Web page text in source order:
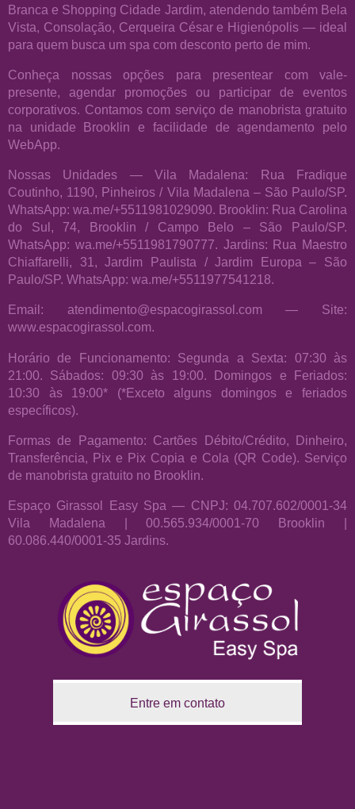
Branca e Shopping Cidade Jardim, atendendo também Bela
Vista, Consolação, Cerqueira César e Higienópolis — ideal
para quem busca um spa com desconto perto de mim.
Conheça nossas opções para presentear com vale-
presente, agendar promoções ou participar de eventos
corporativos. Contamos com serviço de manobrista gratuito
na unidade Brooklin e facilidade de agendamento pelo
WebApp.
Nossas Unidades — Vila Madalena: Rua Fradique
Coutinho, 1190, Pinheiros / Vila Madalena – São Paulo/SP.
WhatsApp: wa.me/+5511981029090. Brooklin: Rua Carolina
do Sul, 74, Brooklin / Campo Belo – São Paulo/SP.
WhatsApp: wa.me/+5511981790777. Jardins: Rua Maestro
Chiaffarelli, 31, Jardim Paulista / Jardim Europa – São
Paulo/SP. WhatsApp: wa.me/+5511977541218.
Email: atendimento@espacogirassol.com — Site:
www.espacogirassol.com.
Horário de Funcionamento: Segunda a Sexta: 07:30 às
21:00. Sábados: 09:30 às 19:00. Domingos e Feriados:
10:30 às 19:00* (*Exceto alguns domingos e feriados
específicos).
Formas de Pagamento: Cartões Débito/Crédito, Dinheiro,
Transferência, Pix e Pix Copia e Cola (QR Code). Serviço
de manobrista gratuito no Brooklin.
Espaço Girassol Easy Spa — CNPJ: 04.707.602/0001-34
Vila Madalena | 00.565.934/0001-70 Brooklin |
60.086.440/0001-35 Jardins.
Entre em contato